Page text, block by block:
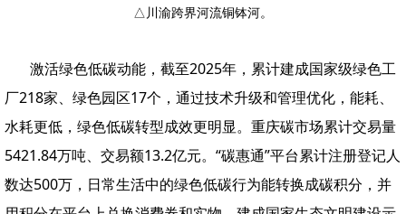
△川渝跨界河流铜钵河。
激活绿色低碳动能，截至2025年，累计建成国家级绿色工
厂218家、绿色园区17个，通过技术升级和管理优化，能耗、
水耗更低，绿色低碳转型成效更明显。重庆碳市场累计交易量
5421.84万吨、交易额13.2亿元。“碳惠通”平台累计注册登记人
数达500万，日常生活中的绿色低碳行为能转换成碳积分，并